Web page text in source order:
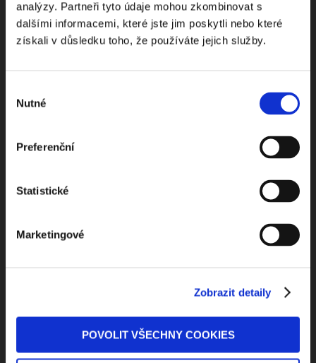
analýzy. Partneři tyto údaje mohou zkombinovat s
dalšími informacemi, které jste jim poskytli nebo které
získali v důsledku toho, že používáte jejich služby.
souhlasu
Nutné
Preferenční
Statistické
Marketingové
Zobrazit detaily
POVOLIT VŠECHNY COOKIES
Odebírejte Beck-online
toho nejpopulárnějšího obsahu.
Beru na vědomí zpracování osobních údajů